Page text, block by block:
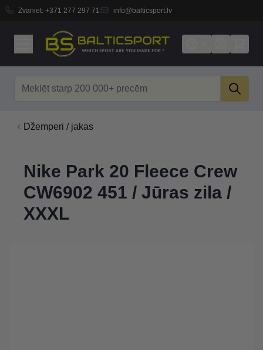
Zvaniet: +371 277 297 71 info@balticsport.lv
Džemperi / jakas
Nike Park 20 Fleece Crew
CW6902 451 / Jūras zila /
XXXL